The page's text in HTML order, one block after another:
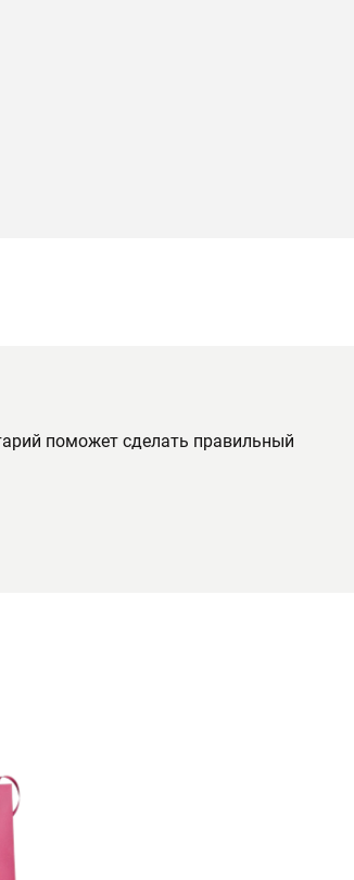
поможет сделать правильный